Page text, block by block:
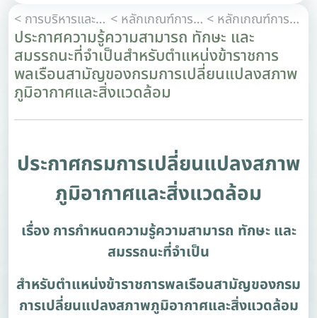
< การบริหารและการพัฒนาทรัพยากรบุคคล < หลักเกณฑ์การบริหารทรัพยากรบุคคล < หลักเกณฑ์การประเมินผลการปฏิบัติราชการ
ประกาศความรู้ความสามารถ ทักษะ และ
สมรรถนะที่จำเป็นสำหรับตำแหน่งข้าราชการ
พลเรือนสามัญของกรมการเปลี่ยนแปลงสภาพ
ภูมิอากาศและสิ่งแวดล้อม
ประกาศกรมการเปลี่ยนแปลงสภาพ
ภูมิอากาศและสิ่งแวดล้อม
เรื่อง การกำหนดความรู้ความสามารถ ทักษะ และ
สมรรถนะที่จำเป็น
สำหรับตำแหน่งข้าราชการพลเรือนสามัญของกรม
การเปลี่ยนแปลงสภาพภูมิอากาศและสิ่งแวดล้อม